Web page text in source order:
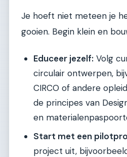
Je hoeft niet meteen je
gooien. Begin klein en
Educeer jezelf: Volg
circulair ontwerpen,
CIRCO of andere
de principes van
en
Start met een
project uit,